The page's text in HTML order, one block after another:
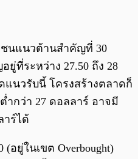
นแนวต้านสำคัญที่ 30
ที่ระหว่าง 27.50 ถึง 28
นวรับนี้ โครงสร้างตลาดก็
กว่า 27 ดอลลาร์ อาจมี
าร์ได้
อยู่ในเขต Overbought)